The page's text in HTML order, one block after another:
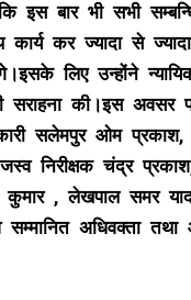
इस बार भी सभी
कर ज्यादा से
लिए उन्होंने
सराहना की।इस
सलेमपुर ओम प्रकाश,
निरीक्षक चंद्र
कुमार , लेखपाल समर
अधिवक्ता